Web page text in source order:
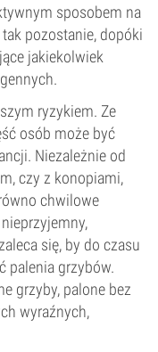
sposobem na
pozostanie, dopóki
jakiekolwiek
ryzykiem. Ze
osób może być
Niezależnie od
czy z konopiami,
chwilowe
się, by do czasu
palenia grzybów.
grzyby, palone bez
wyraźnych,